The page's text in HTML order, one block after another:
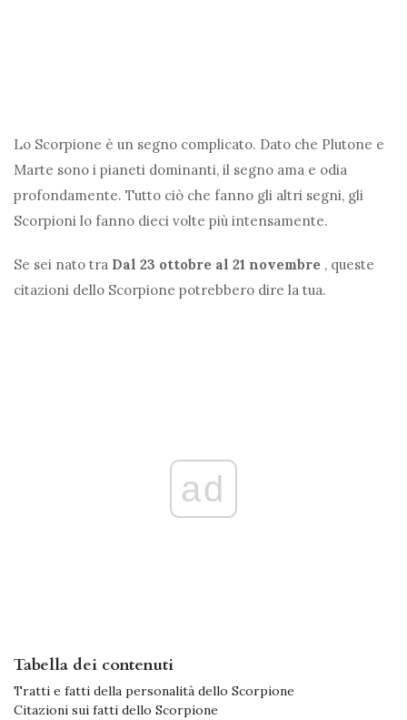
Lo Scorpione è un segno complicato. Dato che Plutone e
Marte sono i pianeti dominanti, il segno ama e odia
profondamente. Tutto ciò che fanno gli altri segni, gli
Scorpioni lo fanno dieci volte più intensamente.
Se sei nato tra Dal 23 ottobre al 21 novembre , queste
citazioni dello Scorpione potrebbero dire la tua.
ad
Tabella dei contenuti
Tratti e fatti della personalità dello Scorpione
Citazioni sui fatti dello Scorpione